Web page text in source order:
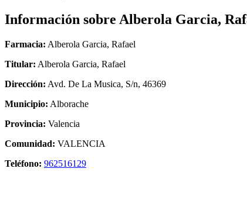
Información sobre Alberola Garcia,
Farmacia: Alberola Garcia, Rafael
Titular: Alberola Garcia, Rafael
Dirección: Avd. De La Musica, S/n, 46369
Municipio: Alborache
Provincia: Valencia
Comunidad: VALENCIA
Teléfono: 962516129